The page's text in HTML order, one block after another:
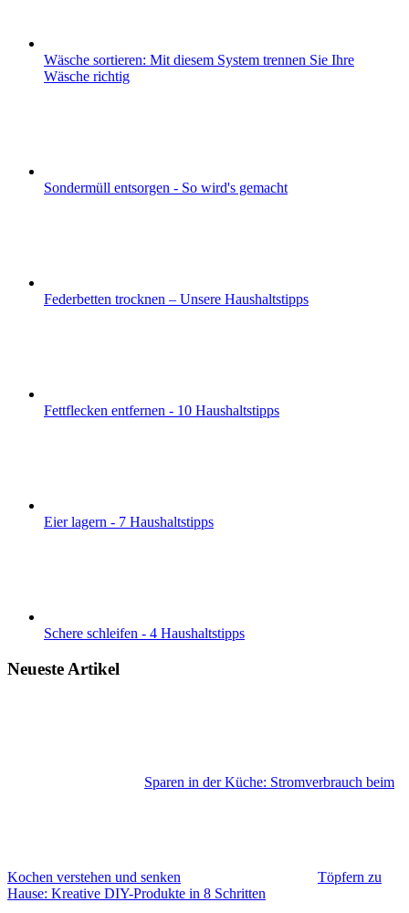
Wäsche sortieren: Mit diesem System trennen Sie Ihre
Wäsche richtig
Sondermüll entsorgen - So wird's gemacht
Federbetten trocknen – Unsere Haushaltstipps
Fettflecken entfernen - 10 Haushaltstipps
Eier lagern - 7 Haushaltstipps
Schere schleifen - 4 Haushaltstipps
Neueste Artikel
Sparen in der Küche: Stromverbrauch beim
Kochen verstehen und senken
Töpfern zu
Hause: Kreative DIY-Produkte in 8 Schritten